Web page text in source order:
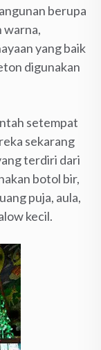
berupa
warna,
yang baik
digunakan
setempat
sekarang
terdiri dari
botol bir,
puja, aula,
kecil.